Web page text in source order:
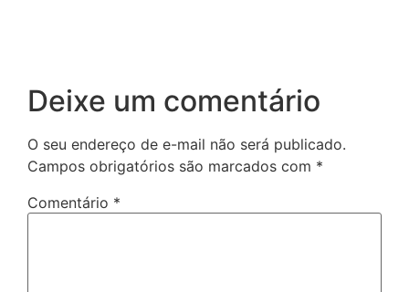
Deixe um comentário
O seu endereço de e-mail não será publicado.
Campos obrigatórios são marcados com *
Comentário *